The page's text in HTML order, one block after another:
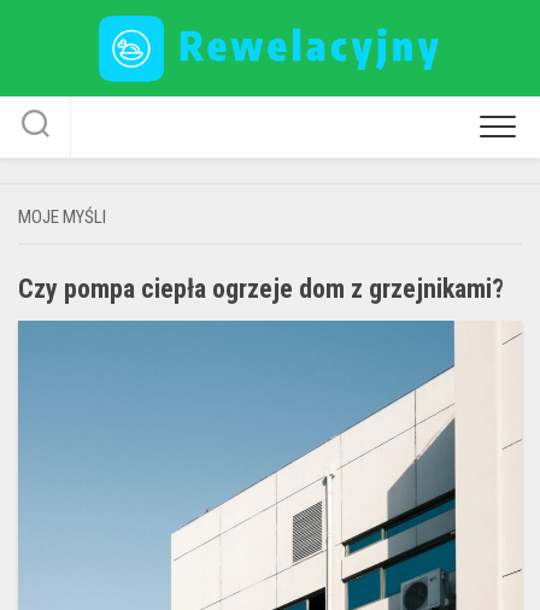
MOJE MYŚLI
Czy pompa ciepła ogrzeje dom z grzejnikami?